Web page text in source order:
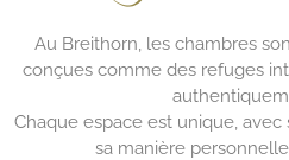
Au Breithorn, les chambres
conçues comme des refuges
Chaque espace est unique,
sa manière